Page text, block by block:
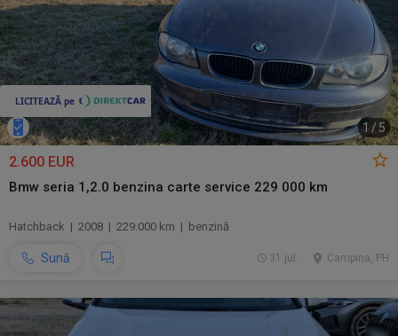
1 /5
2.600 EUR
Bmw seria 1,2.0 benzina carte service 229 000 km
Hatchback | 2008 | 229.000 km | benzină
Sună Campina, PH
31 jul.